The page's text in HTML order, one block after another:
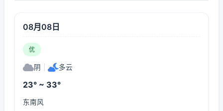
08月08日
优
阴 多云
23° ~ 33°
东南风